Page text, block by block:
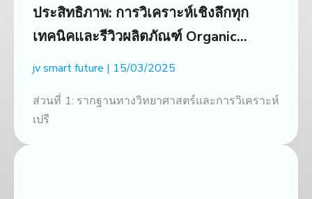
ประสิทธิภาพ: การวิเคราะห์เชิงลึกทุก
เทคนิคและรีวิวผลิตภัณฑ์ Organic
Carbon NEMA
jv smart future 15/03/2025
ส่วนที่ 1: รากฐานทางวิทยาศาสตร์และการวิเคราะห์
เปรี